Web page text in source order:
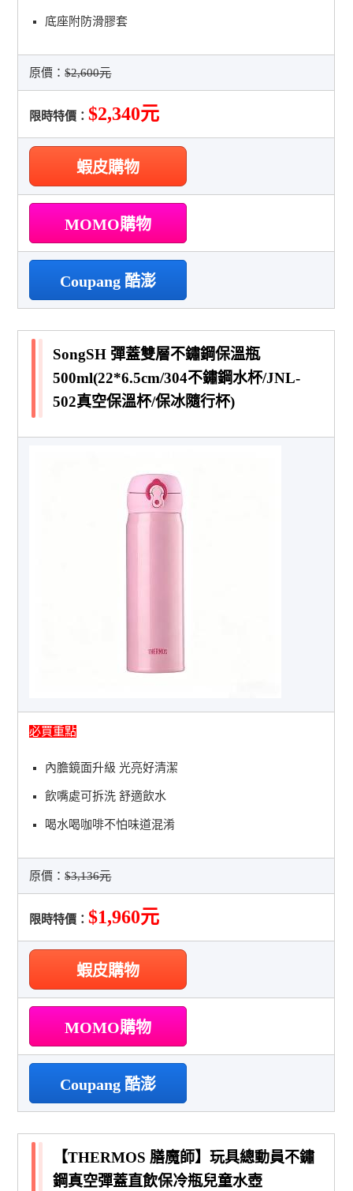
底座附防滑膠套
原價：$2,600元
限時特價：$2,340元
蝦皮購物
MOMO購物
Coupang 酷澎
SongSH 彈蓋雙層不鏽鋼保溫瓶
500ml(22*6.5cm/304不鏽鋼水杯/JNL-
502真空保溫杯/保冰隨行杯)
必買重點
內膽鏡面升級 光亮好清潔
飲嘴處可拆洗 舒適飲水
喝水喝咖啡不怕味道混淆
原價：$3,136元
限時特價：$1,960元
蝦皮購物
MOMO購物
Coupang 酷澎
【THERMOS 膳魔師】玩具總動員不鏽
鋼真空彈蓋直飲保冷瓶兒童水壺